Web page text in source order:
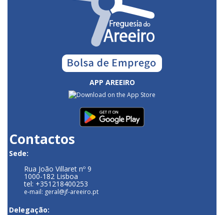
APP AREEIRO
Contactos
Sede:
Rua João Villaret nº 9
1000-182 Lisboa
tel: +351218400253
e-mail: geral@jf-areeiro.pt
Delegação: